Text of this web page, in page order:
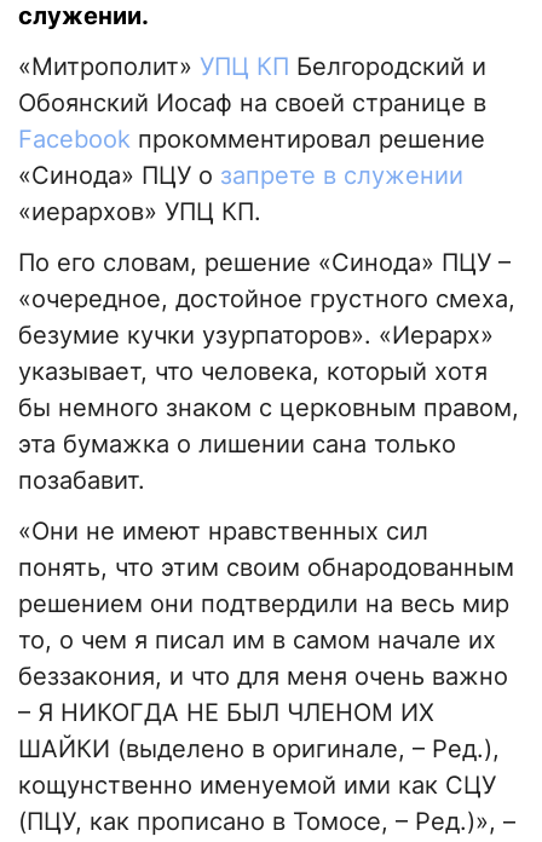
служении.
«Митрополит» УПЦ КП Белгородский и
Обоянский Иосаф на своей странице в
Facebook прокомментировал решение
«Синода» ПЦУ о запрете в служении
«иерархов» УПЦ КП.
По его словам, решение «Синода» ПЦУ –
«очередное, достойное грустного смеха,
безумие кучки узурпаторов». «Иерарх»
указывает, что человека, который хотя
бы немного знаком с церковным правом,
эта бумажка о лишении сана только
позабавит.
«Они не имеют нравственных сил
понять, что этим своим обнародованным
решением они подтвердили на весь мир
то, о чем я писал им в самом начале их
беззакония, и что для меня очень важно
– Я НИКОГДА НЕ БЫЛ ЧЛЕНОМ ИХ
ШАЙКИ (выделено в оригинале, – Ред.),
кощунственно именуемой ими как СЦУ
(ПЦУ, как прописано в Томосе, – Ред.)», –